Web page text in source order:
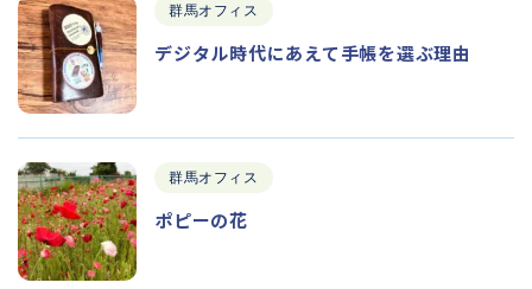
群馬オフィス
デジタル時代にあえて手帳を選ぶ理由
群馬オフィス
ポピーの花